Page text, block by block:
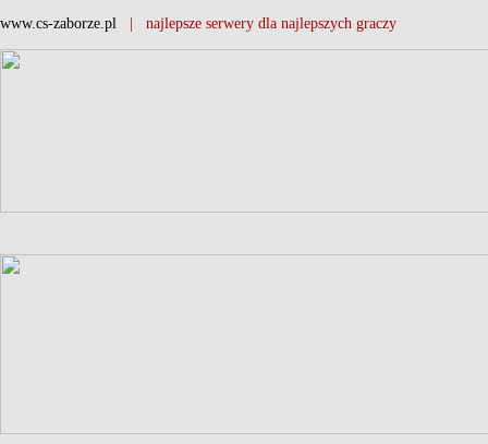
www.cs-zaborze.pl | najlepsze serwery dla najlepszych graczy